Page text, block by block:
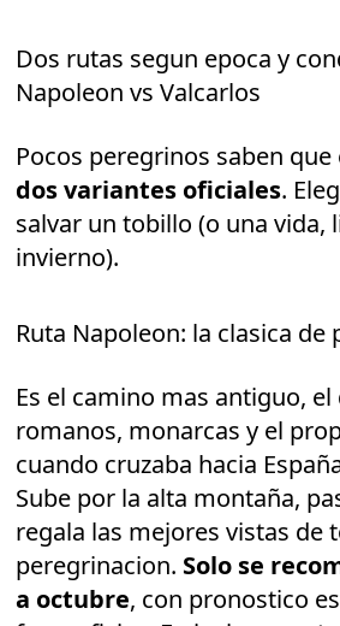
Dos rutas segun epoca y
Napoleon vs Valcarlos
Pocos peregrinos saben
dos variantes oficiales.
salvar un tobillo (o una vida,
invierno).
Ruta Napoleon: la clasica de
Es el camino mas antiguo, el
romanos, monarcas y el
cuando cruzaba hacia
Sube por la alta montaña,
regala las mejores vistas de
peregrinacion. Solo se
a octubre, con pronostico